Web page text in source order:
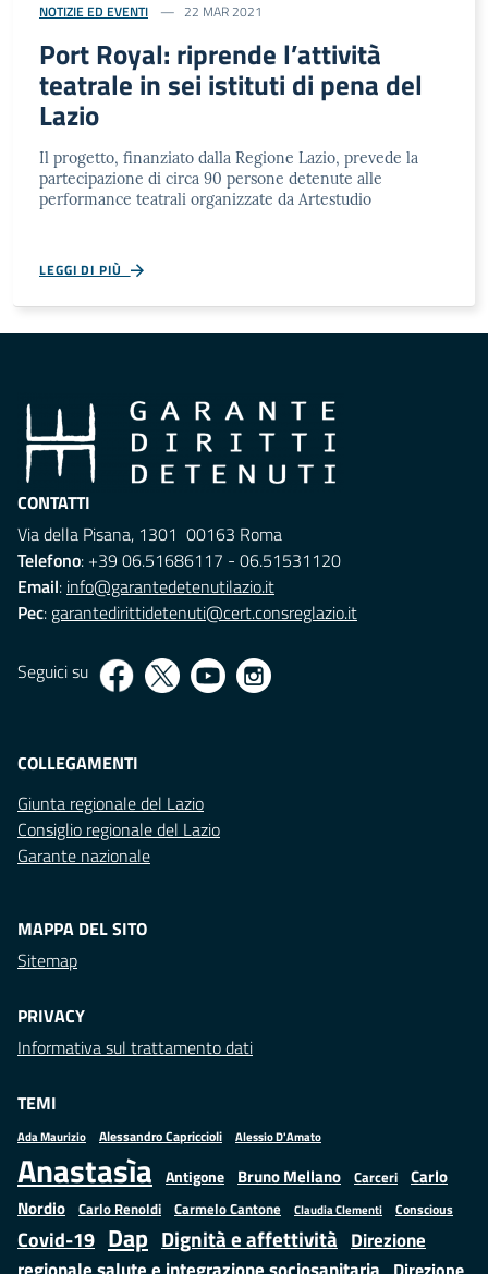
NOTIZIE ED EVENTI 22 MAR 2021
Port Royal: riprende l’attività
teatrale in sei istituti di pena del
Lazio
Il progetto, finanziato dalla Regione Lazio, prevede la
partecipazione di circa 90 persone detenute alle
performance teatrali organizzate da Artestudio
LEGGI DI PIÙ
CONTATTI
Via della Pisana, 1301 00163 Roma
Telefono: +39 06.51686117 - 06.51531120
Email: info@garantedetenutilazio.it
Pec: garantedirittidetenuti@cert.consreglazio.it
Seguici su
COLLEGAMENTI
Giunta regionale del Lazio
Consiglio regionale del Lazio
Garante nazionale
MAPPA DEL SITO
Sitemap
PRIVACY
Informativa sul trattamento dati
TEMI
Ada Maurizio Alessandro Capriccioli Alessio D'Amato
Anastasìa Antigone Bruno Mellano Carceri
Carlo
Nordio Carlo Renoldi Carmelo Cantone Claudia Clementi Conscious
Covid-19 Dap Dignità e affettività Direzione